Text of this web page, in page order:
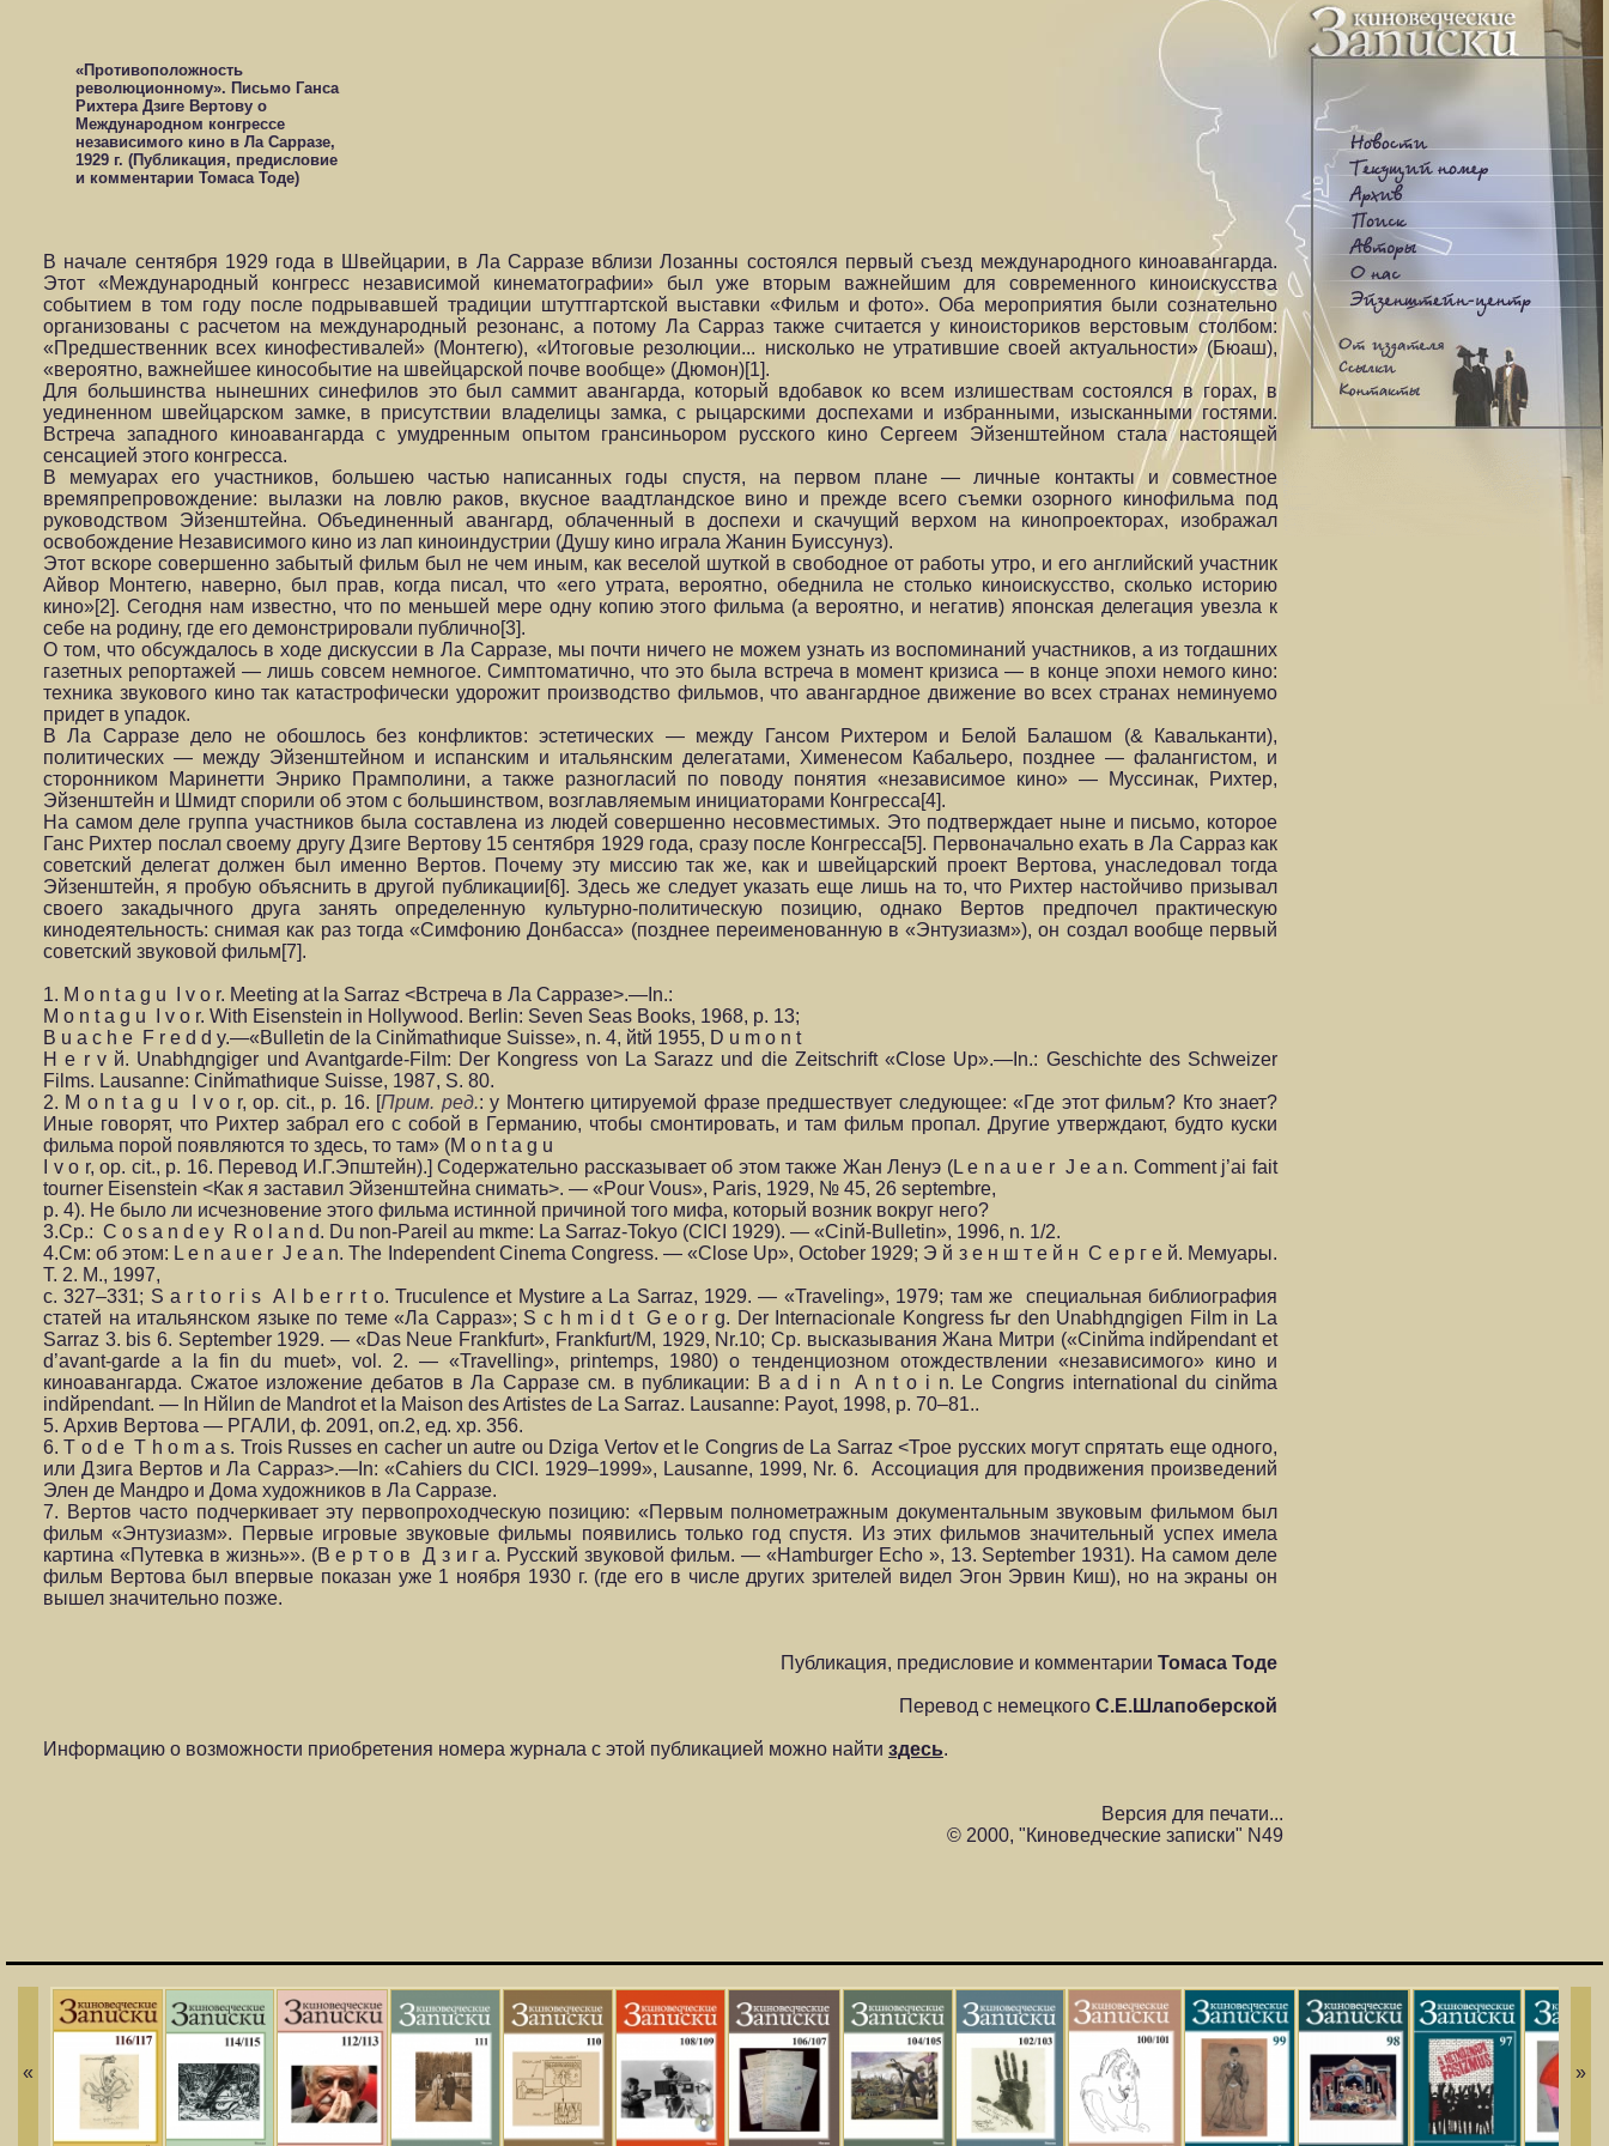
«Противоположность
революционному». Письмо Ганса
Рихтера Дзиге Вертову о
Международном конгрессе
независимого кино в Ла Сарразе,
1929 г. (Публикация, предисловие
и комментарии Томаса Тоде)
В начале сентября 1929 года в Швейцарии, в Ла Сарразе вблизи Лозанны состоялся первый съезд международного киноавангарда.
Этот «Международный конгресс независимой кинематографии» был уже вторым важнейшим для современного киноискусства
событием в том году после подрывавшей традиции штуттгартской выставки «Фильм и фото». Оба мероприятия были сознательно
организованы с расчетом на международный резонанс, а потому Ла Сарраз также считается у киноисториков верстовым столбом:
«Предшественник всех кинофестивалей» (Монтегю), «Итоговые резолюции... нисколько не утратившие своей актуальности» (Бюаш),
«вероятно, важнейшее кинособытие на швейцарской почве вообще» (Дюмон)[1].
Для большинства нынешних синефилов это был саммит авангарда, который вдобавок ко всем излишествам состоялся в горах, в
уединенном швейцарском замке, в присутствии владелицы замка, с рыцарскими доспехами и избранными, изысканными гостями.
Встреча западного киноавангарда с умудренным опытом грансиньором русского кино Сергеем Эйзенштейном стала настоящей
сенсацией этого конгресса.
В мемуарах его участников, большею частью написанных годы спустя, на первом плане — личные контакты и совместное
времяпрепровождение: вылазки на ловлю раков, вкусное ваадтландское вино и прежде всего съемки озорного кинофильма под
руководством Эйзенштейна. Объединенный авангард, облаченный в доспехи и скачущий верхом на кинопроекторах, изображал
освобождение Независимого кино из лап киноиндустрии (Душу кино играла Жанин Буиссунуз).
Этот вскоре совершенно забытый фильм был не чем иным, как веселой шуткой в свободное от работы утро, и его английский участник
Айвор Монтегю, наверно, был прав, когда писал, что «его утрата, вероятно, обеднила не столько киноискусство, сколько историю
кино»[2]. Сегодня нам известно, что по меньшей мере одну копию этого фильма (а вероятно, и негатив) японская делегация увезла к
себе на родину, где его демонстрировали публично[3].
О том, что обсуждалось в ходе дискуссии в Ла Сарразе, мы почти ничего не можем узнать из воспоминаний участников, а из тогдашних
газетных репортажей — лишь совсем немногое. Симптоматично, что это была встреча в момент кризиса — в конце эпохи немого кино:
техника звукового кино так катастрофически удорожит производство фильмов, что авангардное движение во всех странах неминуемо
придет в упадок.
В Ла Сарразе дело не обошлось без конфликтов: эстетических — между Гансом Рихтером и Белой Балашом (& Кавальканти),
политических — между Эйзенштейном и испанским и итальянским делегатами, Хименесом Кабальеро, позднее — фалангистом, и
сторонником Маринетти Энрико Прамполини, а также разногласий по поводу понятия «независимое кино» — Муссинак, Рихтер,
Эйзенштейн и Шмидт спорили об этом с большинством, возглавляемым инициаторами Конгресса[4].
На самом деле группа участников была составлена из людей совершенно несовместимых. Это подтверждает ныне и письмо, которое
Ганс Рихтер послал своему другу Дзиге Вертову 15 сентября 1929 года, сразу после Конгресса[5]. Первоначально ехать в Ла Сарраз как
советский делегат должен был именно Вертов. Почему эту миссию так же, как и швейцарский проект Вертова, унаследовал тогда
Эйзенштейн, я пробую объяснить в другой публикации[6]. Здесь же следует указать еще лишь на то, что Рихтер настойчиво призывал
своего закадычного друга занять определенную культурно-политическую позицию, однако Вертов предпочел практическую
кинодеятельность: снимая как раз тогда «Симфонию Донбасса» (позднее переименованную в «Энтузиазм»), он создал вообще первый
советский звуковой фильм[7].
1. M o n t a g u I v o r. Meeting at la Sarraz <Встреча в Ла Сарразе>.—In.:
M o n t a g u I v o r. With Eisenstein in Hollywood. Berlin: Seven Seas Books, 1968, p. 13;
B u a c h e F r e d d y.—«Bulletin de la Cinйmathиque Suisse», n. 4, йtй 1955, D u m o n t
H e r v й. Unabhдngiger und Avantgarde-Film: Der Kongress von La Sarazz und die Zeitschrift «Close Up».—In.: Geschichte des Schweizer
Films. Lausanne: Cinйmathиque Suisse, 1987, S. 80.
2. M o n t a g u I v o r, op. cit., p. 16. [Прим. ред.: у Монтегю цитируемой фразе предшествует следующее: «Где этот фильм? Кто знает?
Иные говорят, что Рихтер забрал его с собой в Германию, чтобы смонтировать, и там фильм пропал. Другие утверждают, будто куски
фильма порой появляются то здесь, то там» (M o n t a g u
I v o r, op. cit., p. 16. Перевод И.Г.Эпштейн).] Содержательно рассказывает об этом также Жан Ленуэ (L e n a u e r J e a n. Comment j’ai fait
tourner Eisenstein <Как я заставил Эйзенштейна снимать>. — «Pour Vous», Paris, 1929, № 45, 26 septembre,
p. 4). Не было ли исчезновение этого фильма истинной причиной того мифа, который возник вокруг него?
3.Ср.: C o s a n d e y R o l a n d. Du non-Pareil au mкme: La Sarraz-Tokyo (CICI 1929). — «Cinй-Bulletin», 1996, n. 1/2.
4.См: об этом: L e n a u e r J e a n. The Independent Cinema Congress. — «Close Up», October 1929; Э й з е н ш т е й н С е р г е й. Мемуары.
Т. 2. М., 1997,
с. 327–331; S a r t o r i s A l b e r r t o. Truculence et Mystиre а La Sarraz, 1929. — «Traveling», 1979; там же специальная библиография
статей на итальянском языке по теме «Ла Сарраз»; S c h m i d t G e o r g. Der Internacionale Kongress fьr den Unabhдngigen Film in La
Sarraz 3. bis 6. September 1929. — «Das Neue Frankfurt», Frankfurt/M, 1929, Nr.10; Ср. высказывания Жана Митри («Cinйma indйpendant et
d’avant-garde а la fin du muet», vol. 2. — «Travelling», printemps, 1980) о тенденциозном отождествлении «независимого» кино и
киноавангарда. Сжатое изложение дебатов в Ла Сарразе см. в публикации: B a d i n A n t o i n. Le Congrиs international du cinйma
indйpendant. — In Hйlиn de Mandrot et la Maison des Artistes de La Sarraz. Lausanne: Payot, 1998, p. 70–81..
5. Архив Вертова — РГАЛИ, ф. 2091, оп.2, ед. хр. 356.
6. T o d e T h o m a s. Trois Russes en cacher un autre ou Dziga Vertov et le Congrиs de La Sarraz <Трое русских могут спрятать еще одного,
или Дзига Вертов и Ла Сарраз>.—In: «Cahiers du CICI. 1929–1999», Lausanne, 1999, Nr. 6. Ассоциация для продвижения произведений
Элен де Мандро и Дома художников в Ла Сарразе.
7. Вертов часто подчеркивает эту первопроходческую позицию: «Первым полнометражным документальным звуковым фильмом был
фильм «Энтузиазм». Первые игровые звуковые фильмы появились только год спустя. Из этих фильмов значительный успех имела
картина «Путевка в жизнь»». (В е р т о в Д з и г а. Русский звуковой фильм. — «Hamburger Echo », 13. September 1931). На самом деле
фильм Вертова был впервые показан уже 1 ноября 1930 г. (где его в числе других зрителей видел Эгон Эрвин Киш), но на экраны он
вышел значительно позже.
Публикация, предисловие и комментарии Томаса Тоде
Перевод с немецкого С.Е.Шлапоберской
Информацию о возможности приобретения номера журнала с этой публикацией можно найти здесь.
Версия для печати...
© 2000, "Киноведческие записки" N49
« »